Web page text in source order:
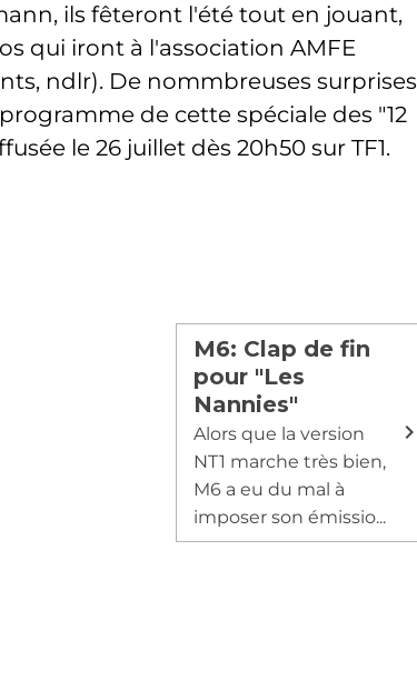
ils fêteront l'été tout en jouant,
qui iront à l'association AMFE
ndlr). De nommbreuses surprises
de cette spéciale des "12
le 26 juillet dès 20h50 sur TF1.
M6: Clap de fin
pour "Les
Nannies"
Alors que la version
NT1 marche très bien,
M6 a eu du mal à
imposer son émissio...